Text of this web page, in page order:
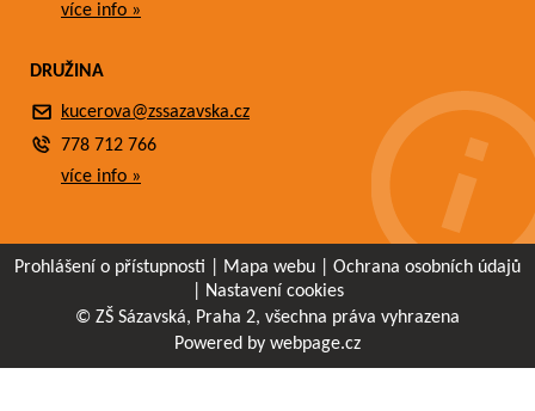
více info »
DRUŽINA
kucerova@zssazavska.cz
778 712 766
více info »
Prohlášení o přístupnosti Mapa webu
Ochrana osobních údajů
Nastavení cookies
© ZŠ Sázavská, Praha 2, všechna práva vyhrazena
Powered by webpage.cz